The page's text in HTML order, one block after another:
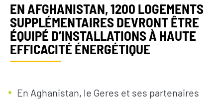
EN AFGHANISTAN, 1200 LOGEMENTS
SUPPLÉMENTAIRES DEVRONT ÊTRE
ÉQUIPÉ D’INSTALLATIONS À HAUTE
EFFICACITÉ ÉNERGÉTIQUE
En Aghanistan, le Geres et ses partenaires